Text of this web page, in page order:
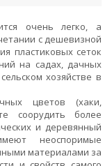
очень легко, а
с дешевизной
пластиковых сеток
на садах, дачных
хозяйстве в
цветов (хаки,
соорудить более
и деревянный
неоспоримые
материалами за